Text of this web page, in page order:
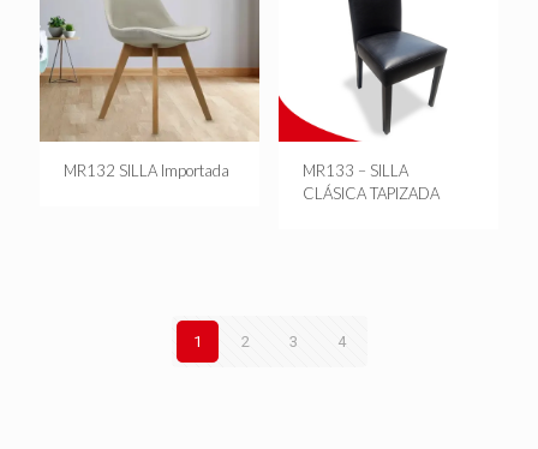
MR132 SILLA Importada
MR133 – SILLA
CLÁSICA TAPIZADA
1 2 3 4